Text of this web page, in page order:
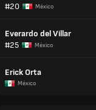
#20
México
Everardo del Villar
#25
México
Erick Orta
México